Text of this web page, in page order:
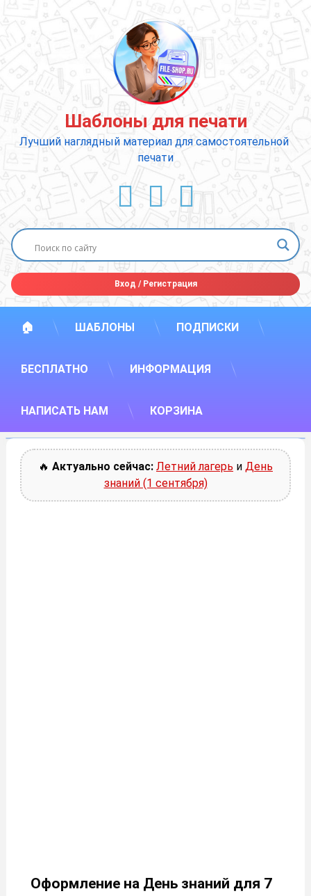
содержимому
Шаблоны для печати
Лучший наглядный материал для самостоятельной
печати
ВКонтакте
YouTube
E-mail
Вход /Регистрация
🏠 ШАБЛОНЫ ПОДПИСКИ
БЕСПЛАТНО ИНФОРМАЦИЯ
НАПИСАТЬ НАМ КОРЗИНА
🔥 Актуально сейчас: Летний лагерь и День
знаний (1 сентября)
Оформление на День знаний для 7